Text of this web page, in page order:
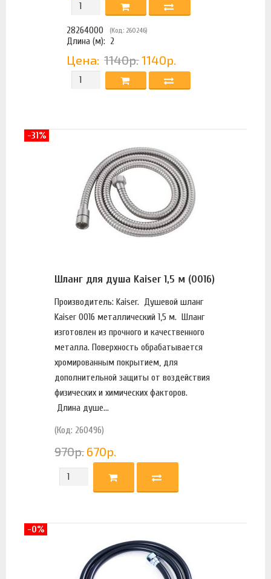
28264000 (Код: 260246)
Длина (м): 2
Цена: 1140р. 1140р.
Шланг для душа Kaiser 1,5 м (0016)
Производитель: Kaiser. Душевой шланг
Kaiser 0016 металлический 1,5 м. Шланг
изготовлен из прочного и качественного
металла. Поверхность обрабатывается
хромированным покрытием, для
дополнительной защиты от воздействия
физических и химических факторов.
Длина душе...
(Код: 260496)
970р. 670р.
-31%
-0%